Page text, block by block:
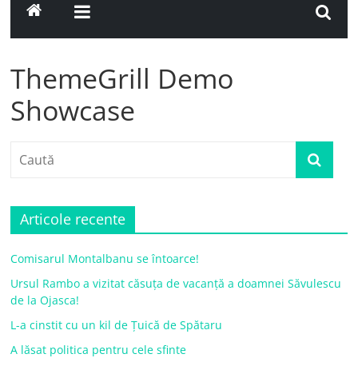
ThemeGrill Demo
Showcase
Articole recente
Comisarul Montalbanu se întoarce!
Ursul Rambo a vizitat căsuța de vacanță a doamnei Săvulescu
de la Ojasca!
L-a cinstit cu un kil de Țuică de Spătaru
A lăsat politica pentru cele sfinte